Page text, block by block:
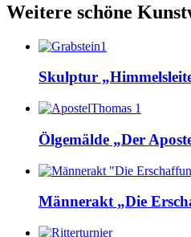
Weitere schöne
Skulptur
Ölgemälde „Der
Männerakt „Die